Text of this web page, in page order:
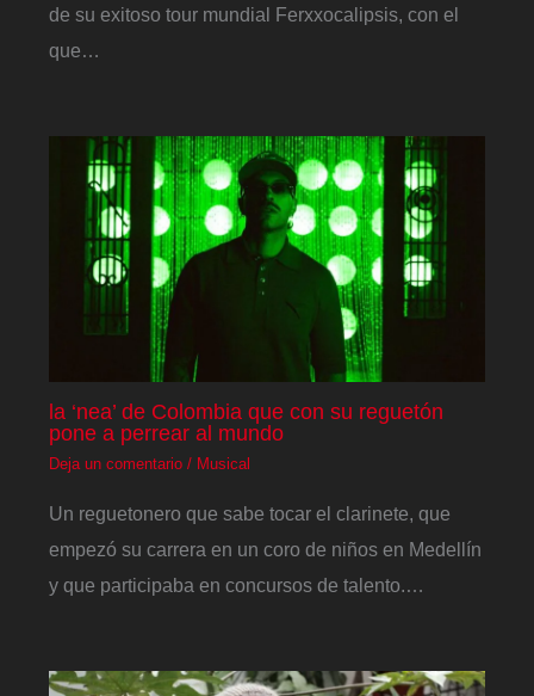
de su exitoso tour mundial Ferxxocalipsis, con el
que…
la ‘nea’ de Colombia que con su reguetón
pone a perrear al mundo
Deja un comentario / Musical
Un reguetonero que sabe tocar el clarinete, que
empezó su carrera en un coro de niños en Medellín
y que participaba en concursos de talento.…